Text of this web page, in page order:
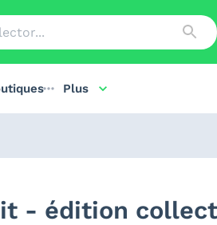
Plus
- édition